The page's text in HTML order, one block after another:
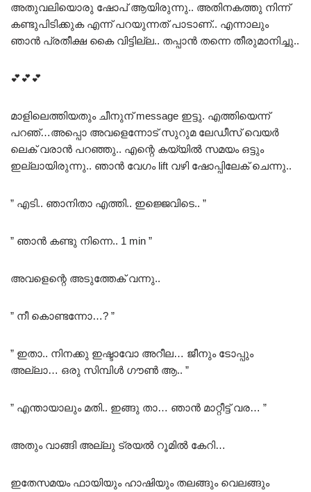
അതുവലിയൊരു ഷോപ് ആയിരുന്നു.. അതിനകത്തു നിന്ന്
കണ്ടുപിടിക്കുക എന്ന് പറയുന്നത് പാടാണ്.. എന്നാലും
ഞാൻ പ്രതീക്ഷ കൈ വിട്ടില്ല.. തപ്പാൻ തന്നെ തീരുമാനിച്ചു..
💕💕💕
മാളിലെത്തിയതും ചീനുന് message ഇട്ടു. എത്തിയെന്ന്
പറഞ്…അപ്പൊ അവളെന്നോട് സുറുമ ലേഡീസ് വെയർ
ലെക് വരാൻ പറഞ്ഞു.. എന്റെ കയ്യിൽ സമയം ഒട്ടും
ഇല്ലായിരുന്നു.. ഞാൻ വേഗം lift വഴി ഷോപ്പിലേക് ചെന്നു..
” എടി.. ഞാനിതാ എത്തി.. ഇജ്ജെവിടെ.. ”
” ഞാൻ കണ്ടു നിന്നെ.. 1 min ”
അവളെന്റെ അടുത്തേക് വന്നു..
” നീ കൊണ്ടന്നോ…? ”
” ഇതാ.. നിനക്കു ഇഷ്ടാവോ അറീല… ജീനും ടോപ്പും
അല്ലാ… ഒരു സിമ്പിൾ ഗൗൺ ആ.. ”
” എന്തായാലും മതി.. ഇങ്ങു താ… ഞാൻ മാറ്റീട്ട് വര… ”
അതും വാങ്ങി അല്ലു ട്രയൽ റൂമിൽ കേറി…
ഇതേസമയം ഫായിയും ഹാഷിയും തലങ്ങും വെലങ്ങും